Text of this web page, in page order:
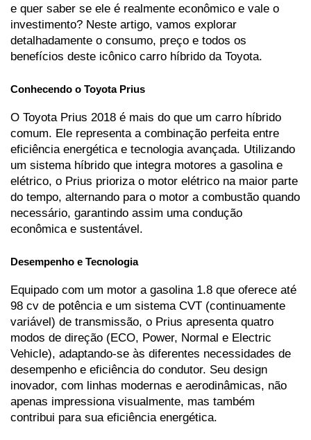
e quer saber se ele é realmente econômico e vale o
investimento? Neste artigo, vamos explorar
detalhadamente o consumo, preço e todos os
benefícios deste icônico carro híbrido da Toyota.
Conhecendo o Toyota Prius
O Toyota Prius 2018 é mais do que um carro híbrido
comum. Ele representa a combinação perfeita entre
eficiência energética e tecnologia avançada. Utilizando
um sistema híbrido que integra motores a gasolina e
elétrico, o Prius prioriza o motor elétrico na maior parte
do tempo, alternando para o motor a combustão quando
necessário, garantindo assim uma condução
econômica e sustentável.
Desempenho e Tecnologia
Equipado com um motor a gasolina 1.8 que oferece até
98 cv de potência e um sistema CVT (continuamente
variável) de transmissão, o Prius apresenta quatro
modos de direção (ECO, Power, Normal e Electric
Vehicle), adaptando-se às diferentes necessidades de
desempenho e eficiência do condutor. Seu design
inovador, com linhas modernas e aerodinâmicas, não
apenas impressiona visualmente, mas também
contribui para sua eficiência energética.